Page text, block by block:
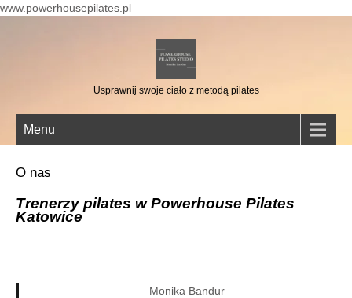
www.powerhousepilates.pl
Usprawnij swoje ciało z metodą pilates
Menu
O nas
Trenerzy pilates w Powerhouse Pilates
Katowice
Monika Bandur